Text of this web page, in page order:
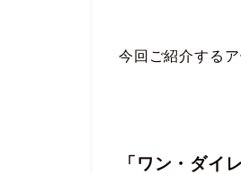
今回ご紹介する
「ワン・ダイ